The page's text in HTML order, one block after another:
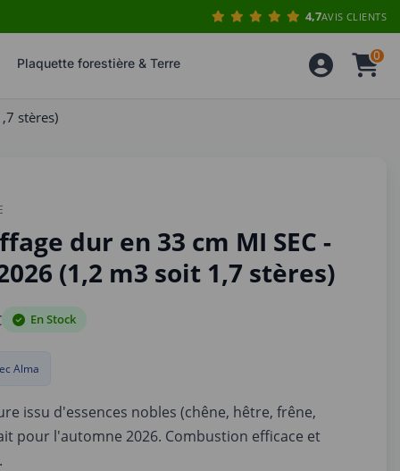
4,7AVIS CLIENTS
Plaquette forestière & Terre 0
stères)
dur en 33 cm MI SEC -
(1,2 m3 soit 1,7 stères)
En Stock
Alma
issu d'essences nobles (chêne, hêtre, frêne,
pour l'automne 2026. Combustion efficace et